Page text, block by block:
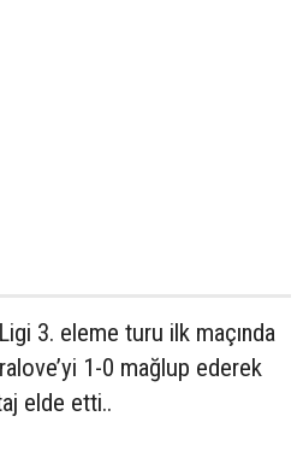
3. eleme turu ilk maçında
1-0 mağlup ederek
elde etti..